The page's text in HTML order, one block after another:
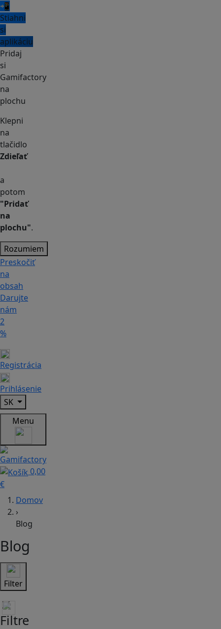
📲
Stiahni
si
aplikáciu
Pridaj
si
Gamifactory
na
plochu
Klepni
na
tlačidlo
Zdieľať
a
potom
"Pridať
na
plochu".
Rozumiem
Preskočiť
na
obsah
Darujte
nám
2
%
Registrácia
Prihlásenie
SK
Menu
0,00
€
Domov
›
Blog
Blog
Filter
Filtre